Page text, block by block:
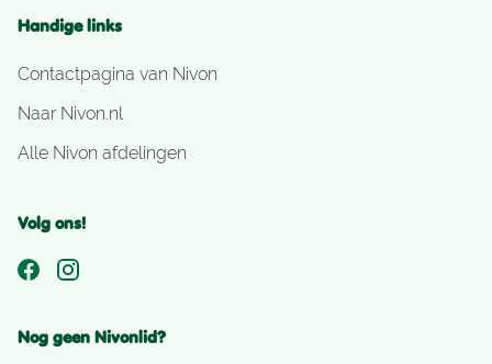
Handige links
Contactpagina van Nivon
Naar Nivon.nl
Alle Nivon afdelingen
Volg ons!
Nog geen Nivonlid?